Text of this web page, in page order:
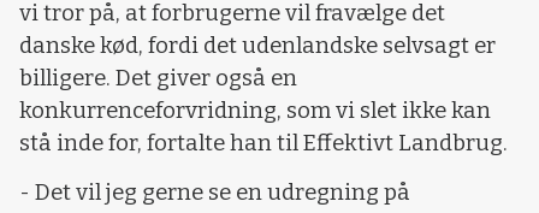
vi tror på, at forbrugerne vil fravælge det
danske kød, fordi det udenlandske selvsagt er
billigere. Det giver også en
konkurrenceforvridning, som vi slet ikke kan
stå inde for, fortalte han til Effektivt Landbrug.
- Det vil jeg gerne se en udregning på